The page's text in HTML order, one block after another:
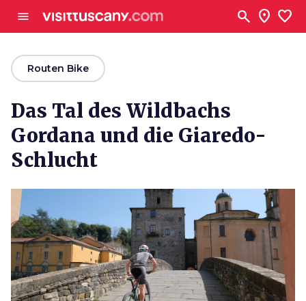
menu search location_on favorite
arrow_backRouten Bike
Das Tal des Wildbachs
Gordana und die Giaredo-
Schlucht